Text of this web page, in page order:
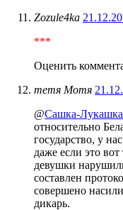
Zozule4ka
***
Оценить
тетя Мотя
@Сашка-Лукашка
относительно
государство, у
даже если это
девушки
составлен
совершено
дикарь.